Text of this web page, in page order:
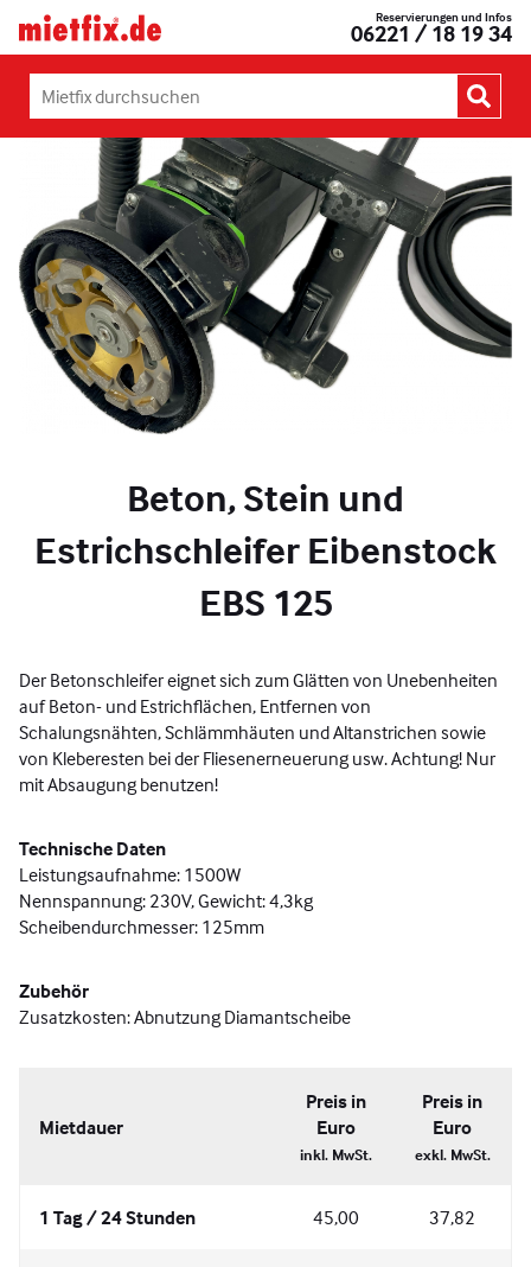
Inhalt
Mietfix®
Geräte
Maschinen
mieten
in
Heidelberg
Reservierungen und Infos
06221 / 18 19 34
durchsuchen:
Beton, Stein und
Estrichschleifer Eibenstock
EBS 125
Der Betonschleifer eignet sich zum Glätten von Unebenheiten
auf Beton- und Estrichflächen, Entfernen von
Schalungsnähten, Schlämmhäuten und Altanstrichen sowie
von Kleberesten bei der Fliesenerneuerung usw. Achtung! Nur
mit Absaugung benutzen!
Technische Daten
Leistungsaufnahme: 1500W
Nennspannung: 230V, Gewicht: 4,3kg
Scheibendurchmesser: 125mm
Zubehör
Zusatzkosten: Abnutzung Diamantscheibe
Mietdauer
Preis in
Euro
inkl. MwSt.
Preis in
Euro
exkl. MwSt.
1 Tag / 24 Stunden 45,00 37,82